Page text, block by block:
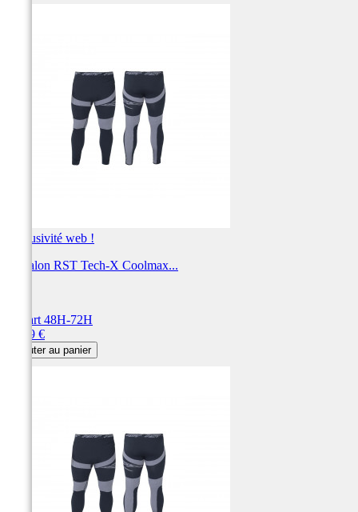
Exclusivité web !
Pantalon RST Tech-X Coolmax...
Départ 48H-72H
49,99 €
Ajouter au panier